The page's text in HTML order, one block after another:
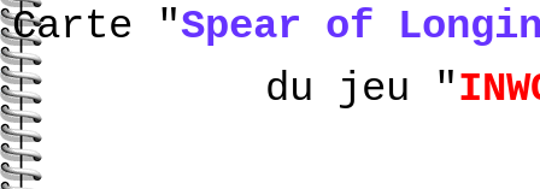
Carte "Spear of
du jeu "